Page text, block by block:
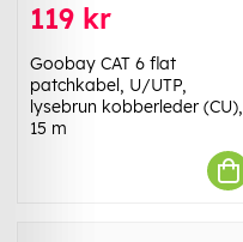
119 kr
Goobay CAT 6 flat
patchkabel, U/UTP,
lysebrun kobberleder (CU),
15 m